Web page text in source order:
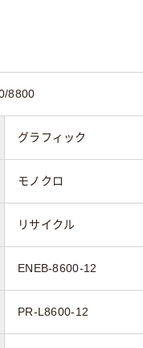
8800
グラフィック
モノクロ
リサイクル
ENEB-8600-12
PR-L8600-12